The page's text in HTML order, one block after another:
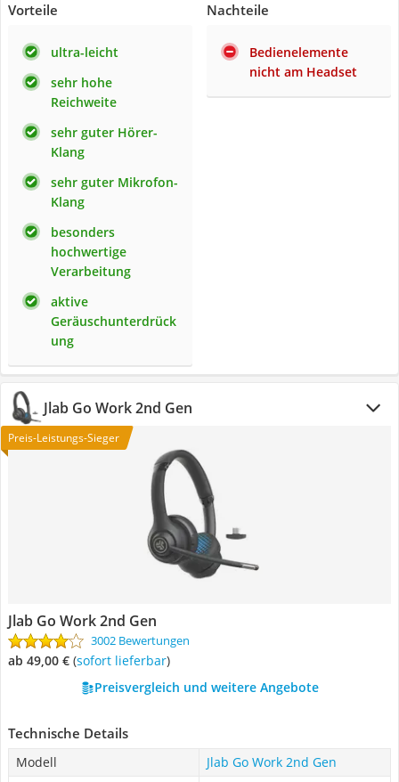
Vorteile
ultra-leicht
sehr hohe
Reichweite
sehr guter Hörer-
Klang
sehr guter Mikrofon-
Klang
besonders
hochwertige
Verarbeitung
aktive
Geräuschunterdrück
ung
Nachteile
Bedienelemente
nicht am Headset
Jlab Go Work 2nd Gen
Preis-Leistungs-Sieger
Jlab Go Work 2nd Gen
3002 Bewertungen
ab 49,00 € ( Sofort lieferbar)
Preisvergleich und weitere Angebote
Technische Details
Modell
Jlab Go Work 2nd Gen